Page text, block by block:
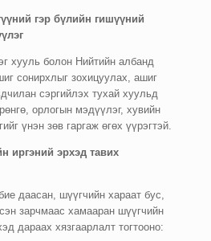
гэр бүлийн гишүүний
хууль болон Нийтийн албанд
сонирхлыг зохицуулах, ашиг
сэргийлэх тухай хуульд
орлогын мэдүүлэг, хувийн
үнэн зөв гаргаж өгөх үүрэгтэй.
иргэний эрхэд тавих
даасан, шүүгчийн хараат бус,
зарчмаас хамааран шүүгчийн
дараах хязгаарлалт тогтооно: